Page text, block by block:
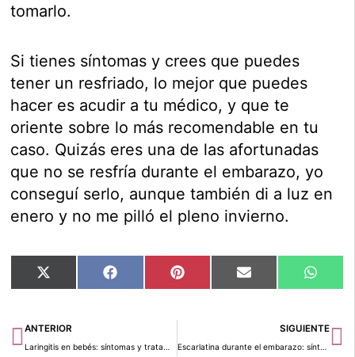
tomarlo.
Si tienes síntomas y crees que puedes
tener un resfriado, lo mejor que puedes
hacer es acudir a tu médico, y que te
oriente sobre lo más recomendable en tu
caso. Quizás eres una de las afortunadas
que no se resfría durante el embarazo, yo
conseguí serlo, aunque también di a luz en
enero y no me pilló el pleno invierno.
Compartir
en
X
(Twitter)
Compartir
en
Facebook Compartir
en
Pinterest Compartir
en
Email
en
Ant
ANTERIOR
Laringitis en bebés: síntomas y tratamientos
SIGUIENTE
Escarlatina durante el embarazo: síntomas y tratamiento